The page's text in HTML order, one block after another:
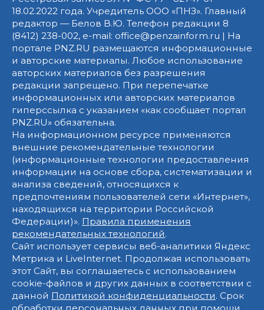
18.02.2022 года. Учредитель ООО «ПНЗ». Главный
редактор — Белов В.Ю. Телефон редакции 8
(8412) 238-002, e-mail: office@penzainform.ru | На
портале PNZ.RU размещаются информационные
и авторские материалы. Любое использование
авторских материалов без разрешения
редакции запрещено. При перепечатке
информационных или авторских материалов
гиперссылка с указанием «как сообщает портал
PNZ.RU» обязательна.
На информационном ресурсе применяются
внешние рекомендательные технологии
(информационные технологии предоставления
информации на основе сбора, систематизации и
анализа сведений, относящихся к
предпочтениям пользователей сети «Интернет»,
находящихся на территории Российской
Федерации)». Правила применения
рекомендательных технологий.
Сайт использует сервисы веб-аналитики Яндекс
Метрика и LiveInternet. Продолжая использовать
этот Сайт, вы соглашаетесь с использованием
cookie-файлов и других данных в соответствии с
данной Политикой конфиденциальности. Срок